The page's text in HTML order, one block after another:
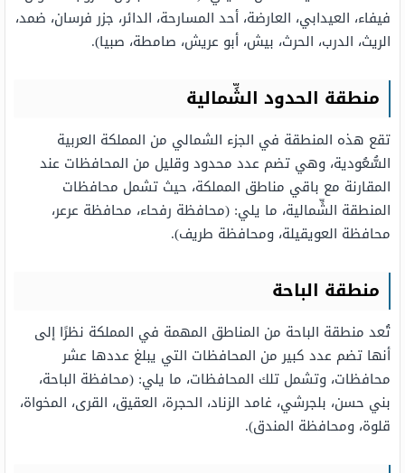
فيفاء، العيدابي، العارضة، أحد المسارحة، الدائر، جزر فرسان، ضمد،
الريث، الدرب، الحرث، بيش، أبو عريش، صامطة، صبيا).
منطقة الحدود الشِّمالية
تقع هذه المنطقة في الجزء الشمالي من المملكة العربية
السُّعُودية، وهي تضم عدد محدود وقليل من المحافظات عند
المقارنة مع باقي مناطق المملكة، حيث تشمل محافظات
المنطقة الشِّمالية، ما يلي: (محافظة رفحاء، محافظة عرعر،
محافظة العويقيلة، ومحافظة طريف).
منطقة الباحة
تُعد منطقة الباحة من المناطق المهمة في المملكة نظرًا إلى
أنها تضم عدد كبير من المحافظات التي يبلغ عددها عشر
محافظات، وتشمل تلك المحافظات، ما يلي: (محافظة الباحة،
بني حسن، بلجرشي، غامد الزناد، الحجرة، العقيق، القرى، المخواة،
قلوة، ومحافظة المندق).